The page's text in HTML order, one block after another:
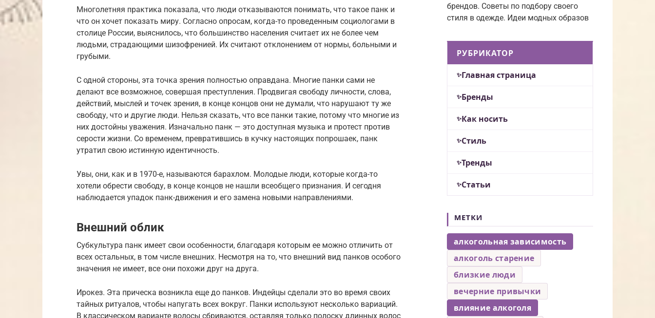
Многолетняя практика показала, что люди отказываются понимать, что такое панк и
что он хочет показать миру. Согласно опросам, когда-то проведенным социологами в
столице России, выяснилось, что большинство населения считает их не более чем
людьми, страдающими шизофренией. Их считают отклонением от нормы, больными и
грубыми.
С одной стороны, эта точка зрения полностью оправдана. Многие панки сами не
делают все возможное, совершая преступления. Продвигая свободу личности, слова,
действий, мыслей и точек зрения, в конце концов они не думали, что нарушают ту же
свободу, что и другие люди. Нельзя сказать, что все панки такие, потому что многие из
них достойны уважения. Изначально панк — это доступная музыка и протест против
серости жизни. Со временем, превратившись в кучку настоящих попрошаек, панк
утратил свою истинную идентичность.
Увы, они, как и в 1970-е, называются барахлом. Молодые люди, которые когда-то
хотели обрести свободу, в конце концов не нашли всеобщего признания. И сегодня
наблюдается упадок панк-движения и его замена новыми направлениями.
Внешний облик
Субкультура панк имеет свои особенности, благодаря которым ее можно отличить от
всех остальных, в том числе внешних. Несмотря на то, что внешний вид панков особого
значения не имеет, все они похожи друг на друга.
Ирокез. Эта прическа возникла еще до панков. Индейцы сделали это во время своих
тайных ритуалов, чтобы напугать всех вокруг. Панки используют несколько вариаций.
В классическом варианте волосы сбриваются, оставляя только полоску длинных волос
брендов. Советы по подбору своего
стиля в одежде. Идеи модных образов
РУБРИКАТОР
Главная страница
Бренды
Как носить
Стиль
Тренды
Статьи
МЕТКИ
алкогольная зависимость
алкоголь старение
близкие люди
вечерние привычки
влияние алкоголя